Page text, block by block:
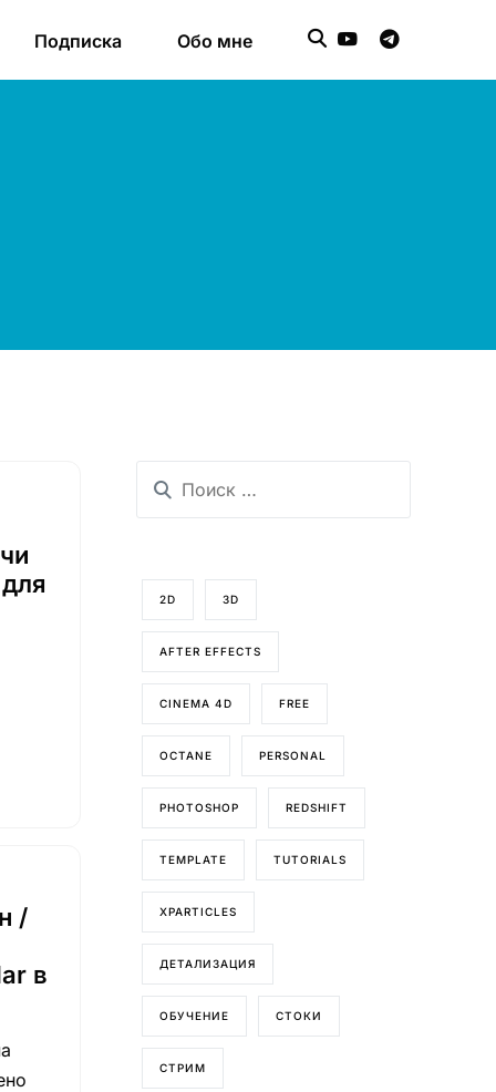
Подписка Обо мне
/
в
2D 3D
AFTER EFFECTS
CINEMA 4D FREE
OCTANE PERSONAL
PHOTOSHOP REDSHIFT
TEMPLATE TUTORIALS
XPARTICLES
ДЕТАЛИЗАЦИЯ
ОБУЧЕНИЕ СТОКИ
СТРИМ